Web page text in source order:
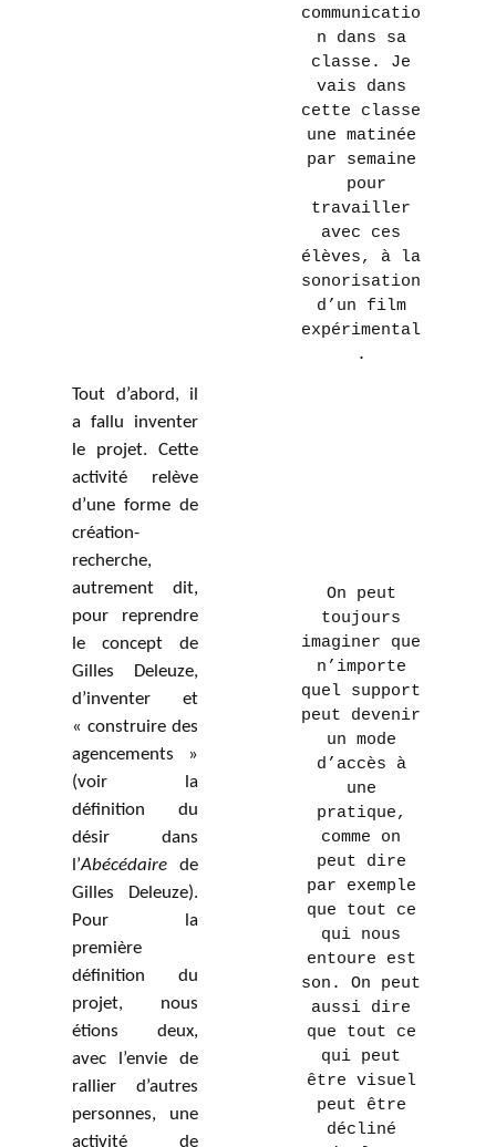
communicatio
n dans sa
classe. Je
vais dans
cette classe
une matinée
par semaine
pour
travailler
avec ces
élèves, à la
sonorisation
d’un film
expérimental
.
Tout d’abord, il
a fallu inventer
le projet. Cette
activité relève
d’une forme de
création-
recherche,
autrement dit,
pour reprendre
le concept de
Gilles Deleuze,
d’inventer et
« construire des
agencements »
(voir la
définition du
désir dans
l’Abécédaire de
Gilles Deleuze).
Pour la
première
définition du
projet, nous
étions deux,
avec l’envie de
rallier d’autres
personnes, une
activité de
On peut
toujours
imaginer que
n’importe
quel support
peut devenir
un mode
d’accès à
une
pratique,
comme on
peut dire
par exemple
que tout ce
qui nous
entoure est
son. On peut
aussi dire
que tout ce
qui peut
être visuel
peut être
décliné